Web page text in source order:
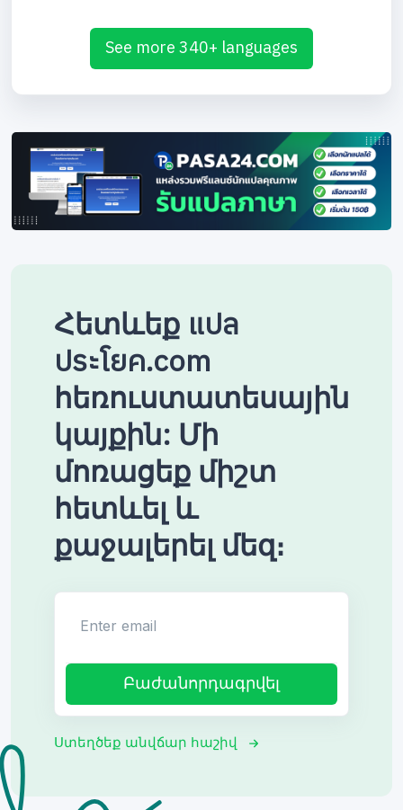
See more 340+ languages
Հետևեք แปล
ประโยค.com
հեռուստատեսային
կայքին: Մի
մոռացեք միշտ
հետևել և
քաջալերել մեզ։
Բաժանորդագրվել
Ստեղծեք անվճար հաշիվ